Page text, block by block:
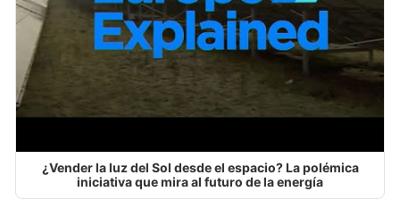
¿Vender la luz del Sol desde el espacio? La polémica
iniciativa que mira al futuro de la energía